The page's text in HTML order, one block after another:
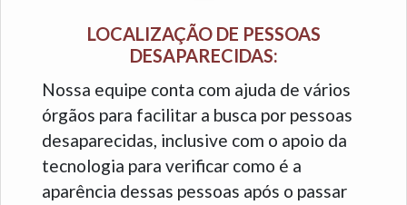
LOCALIZAÇÃO DE PESSOAS
DESAPARECIDAS:
Nossa equipe conta com ajuda de vários
órgãos para facilitar a busca por pessoas
desaparecidas, inclusive com o apoio da
tecnologia para verificar como é a
aparência dessas pessoas após o passar